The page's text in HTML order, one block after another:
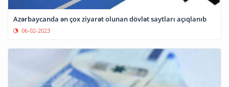
Azərbaycanda ən çox ziyarət olunan dövlət saytları açıqlanıb
06-02-2023